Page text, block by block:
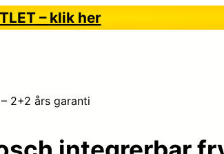
– klik her
2+2 års garanti